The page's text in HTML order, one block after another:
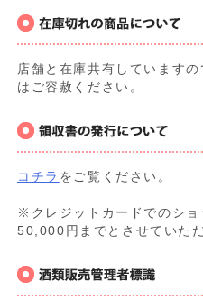
店舗と在庫共有しています
はご容赦ください。
コチラ をご覧ください。
※クレジットカードでのショ
50,000円までとさせていただ